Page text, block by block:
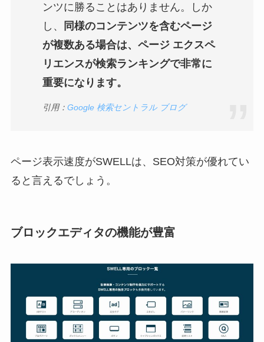
ンツに勝ることはありません。しか
し、
同様のコンテンツを含むページ
が複数ある場合は、ページ エクスペ
リエンスが検索ランキングで非常に
重要になります。
引用： Google 検索セントラル ブログ
ページ表示速度がSWELLは、SEO対策が優れてい
ると言えるでしょう。
ブロックエディタの機能が豊富